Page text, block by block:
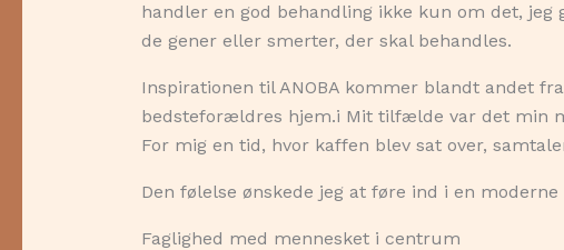
handler en god behandling ikke kun om det,
de gener eller smerter, der skal behandles.
Inspirationen til ANOBA kommer blandt andet
bedsteforældres hjem.i Mit tilfælde var det min
For mig en tid, hvor kaffen blev sat over,
Den følelse ønskede jeg at føre ind i en moderne
Faglighed med mennesket i centrum